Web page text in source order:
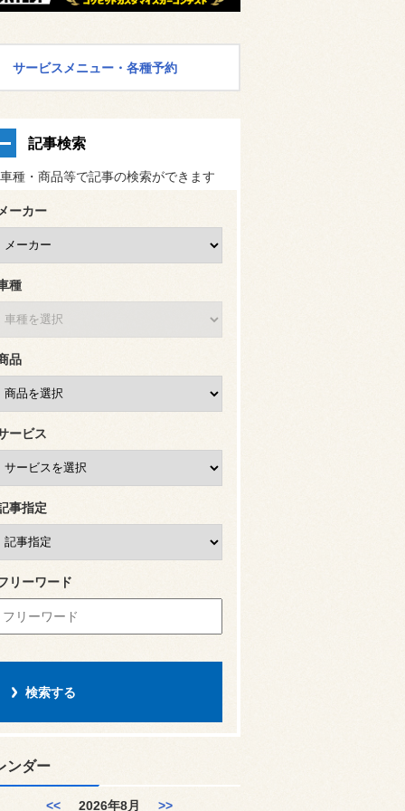
サービスメニュー・各種予約
記事検索
種・商品等で記事の検索ができます
ーカー
種
品
ービス
事指定
リーワード
ンダー
<< 2026年8月 >>